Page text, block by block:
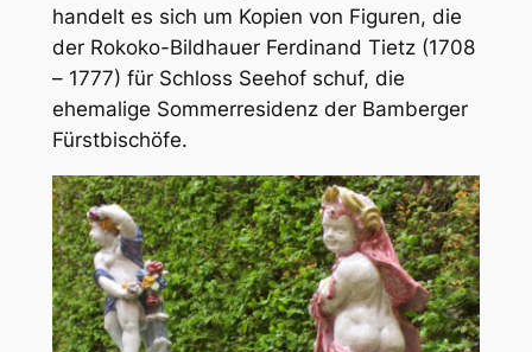
handelt es sich um Kopien von Figuren, die
der Rokoko-Bildhauer Ferdinand Tietz (1708
– 1777) für Schloss Seehof schuf, die
ehemalige Sommerresidenz der Bamberger
Fürstbischöfe.